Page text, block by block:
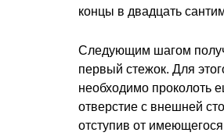
концы в двадцать
Следующим шагом
первый стежок. Для
необходимо проколоть
отверстие с внешней
отступив от